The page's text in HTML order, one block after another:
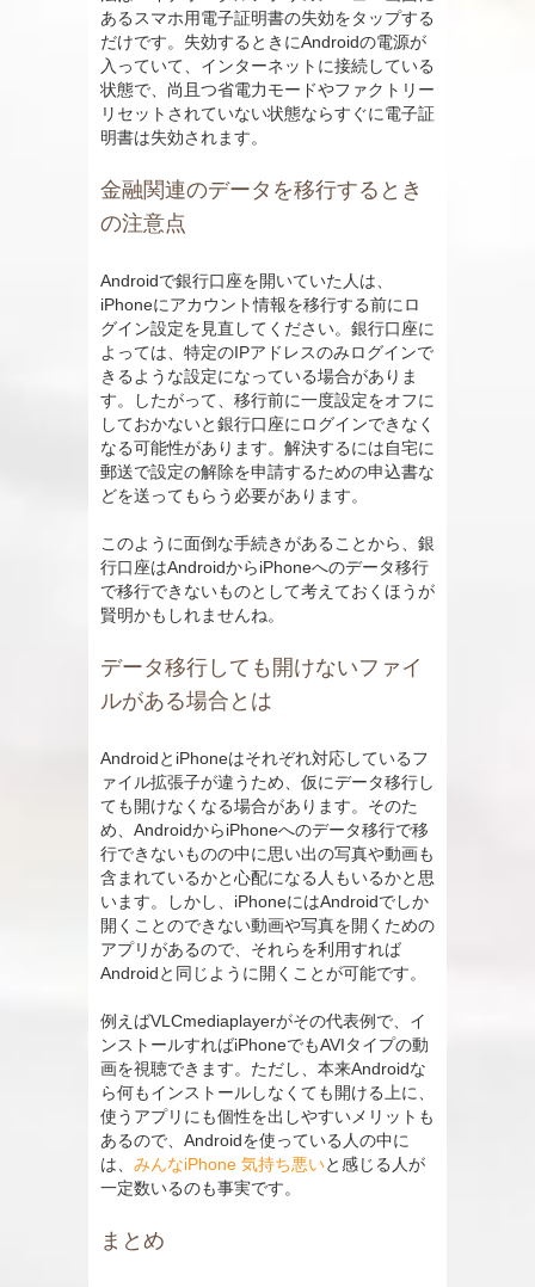
あるスマホ用電子証明書の失効をタップする
だけです。失効するときにAndroidの電源が
入っていて、インターネットに接続している
状態で、尚且つ省電力モードやファクトリー
リセットされていない状態ならすぐに電子証
明書は失効されます。
金融関連のデータを移行するとき
の注意点
Androidで銀行口座を開いていた人は、
iPhoneにアカウント情報を移行する前にロ
グイン設定を見直してください。銀行口座に
よっては、特定のIPアドレスのみログインで
きるような設定になっている場合がありま
す。したがって、移行前に一度設定をオフに
しておかないと銀行口座にログインできなく
なる可能性があります。解決するには自宅に
郵送で設定の解除を申請するための申込書な
どを送ってもらう必要があります。
このように面倒な手続きがあることから、銀
行口座はAndroidからiPhoneへのデータ移行
で移行できないものとして考えておくほうが
賢明かもしれませんね。
データ移行しても開けないファイ
ルがある場合とは
AndroidとiPhoneはそれぞれ対応しているフ
ァイル拡張子が違うため、仮にデータ移行し
ても開けなくなる場合があります。そのた
め、AndroidからiPhoneへのデータ移行で移
行できないものの中に思い出の写真や動画も
含まれているかと心配になる人もいるかと思
います。しかし、iPhoneにはAndroidでしか
開くことのできない動画や写真を開くための
アプリがあるので、それらを利用すれば
Androidと同じように開くことが可能です。
例えばVLCmediaplayerがその代表例で、イ
ンストールすればiPhoneでもAVIタイプの動
画を視聴できます。ただし、本来Androidな
ら何もインストールしなくても開ける上に、
使うアプリにも個性を出しやすいメリットも
あるので、Androidを使っている人の中に
は、 みんなiPhone 気持ち悪いと感じる人が
一定数いるのも事実です。
まとめ